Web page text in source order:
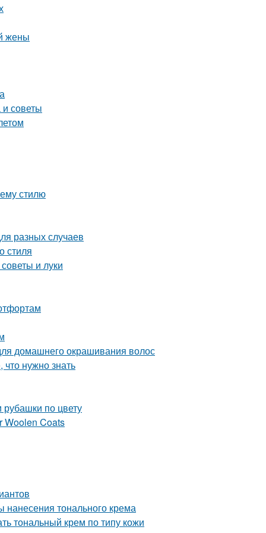
жены
советы
стилю
разных случаев
стиля
и луки
домашнего окрашивания волос
что нужно знать
рубашки по цвету
Woolen Coats
тонального крема
тональный крем по типу кожи